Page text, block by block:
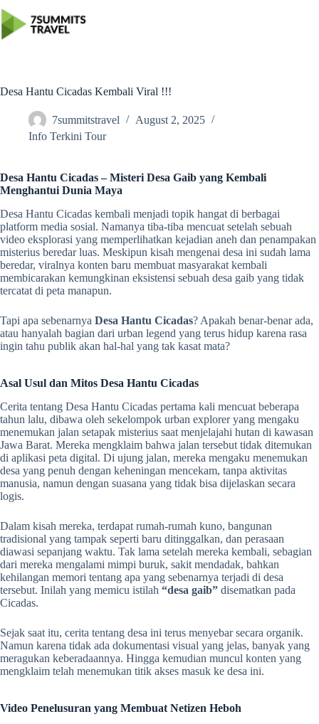
to
content
Desa Hantu Cicadas Kembali Viral !!!
7summitstravel
August 2, 2025
Info Terkini Tour
Desa Hantu Cicadas – Misteri Desa Gaib yang Kembali
Menghantui Dunia Maya
Desa Hantu Cicadas kembali menjadi topik hangat di berbagai
platform media sosial. Namanya tiba-tiba mencuat setelah sebuah
video eksplorasi yang memperlihatkan kejadian aneh dan penampakan
misterius beredar luas. Meskipun kisah mengenai desa ini sudah lama
beredar, viralnya konten baru membuat masyarakat kembali
membicarakan kemungkinan eksistensi sebuah desa gaib yang tidak
tercatat di peta manapun.
Tapi apa sebenarnya Desa Hantu Cicadas? Apakah benar-benar ada,
atau hanyalah bagian dari urban legend yang terus hidup karena rasa
ingin tahu publik akan hal-hal yang tak kasat mata?
Asal Usul dan Mitos Desa Hantu Cicadas
Cerita tentang Desa Hantu Cicadas pertama kali mencuat beberapa
tahun lalu, dibawa oleh sekelompok urban explorer yang mengaku
menemukan jalan setapak misterius saat menjelajahi hutan di kawasan
Jawa Barat. Mereka mengklaim bahwa jalan tersebut tidak ditemukan
di aplikasi peta digital. Di ujung jalan, mereka mengaku menemukan
desa yang penuh dengan keheningan mencekam, tanpa aktivitas
manusia, namun dengan suasana yang tidak bisa dijelaskan secara
logis.
Dalam kisah mereka, terdapat rumah-rumah kuno, bangunan
tradisional yang tampak seperti baru ditinggalkan, dan perasaan
diawasi sepanjang waktu. Tak lama setelah mereka kembali, sebagian
dari mereka mengalami mimpi buruk, sakit mendadak, bahkan
kehilangan memori tentang apa yang sebenarnya terjadi di desa
tersebut. Inilah yang memicu istilah “desa gaib” disematkan pada
Cicadas.
Sejak saat itu, cerita tentang desa ini terus menyebar secara organik.
Namun karena tidak ada dokumentasi visual yang jelas, banyak yang
meragukan keberadaannya. Hingga kemudian muncul konten yang
mengklaim telah menemukan titik akses masuk ke desa ini.
Video Penelusuran yang Membuat Netizen Heboh